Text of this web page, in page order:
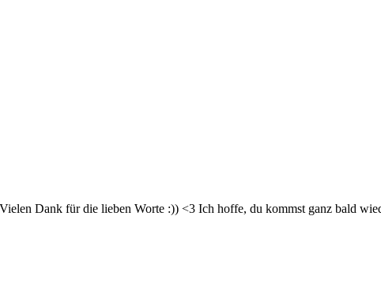
Dank für die lieben Worte :)) <3 Ich hoffe, du kommst ganz bald